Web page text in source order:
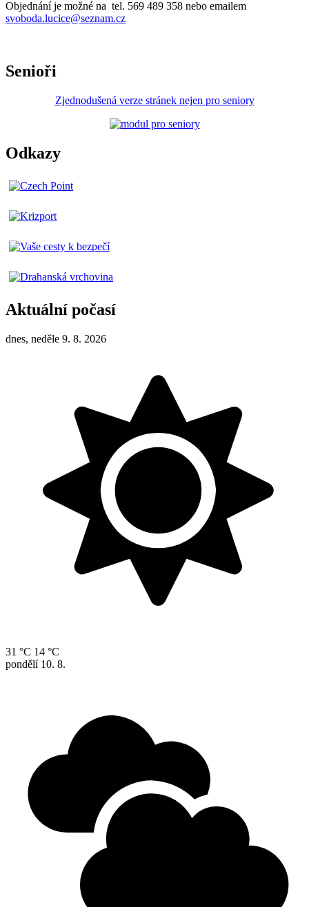
Objednání je možné na tel. 569 489 358 nebo emailem
svoboda.lucice@seznam.cz
Senioři
Zjednodušená verze stránek nejen pro seniory
Odkazy
Aktuální počasí
dnes, neděle 9. 8. 2026
31 °C 14 °C
pondělí 10. 8.